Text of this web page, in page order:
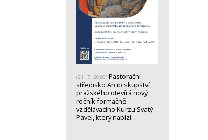
(21. 7. 2026) Pastorační
středisko Arcibiskupství
pražského otevírá nový
ročník formačně-
vzdělávacího Kurzu Svatý
Pavel, který nabízí…